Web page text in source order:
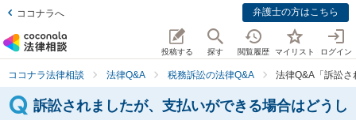
ココナラへ 弁護士の方はこちら
投稿する 探す 閲覧履歴 マイリスト ログイン
ココナラ法律相談 法律Q&A 税務訴訟の法律Q&A 法律Q&A「訴訟
訴訟されましたが、支払いができる場合はどうし